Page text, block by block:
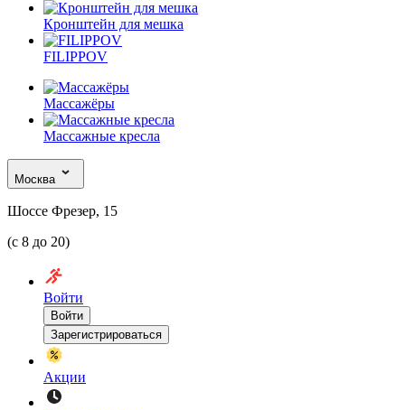
Кронштейн для мешка
FILIPPOV
Массажёры
Массажные кресла
Москва
Шоссе Фрезер, 15
(с 8 до 20)
Войти
Войти
Зарегистрироваться
Акции